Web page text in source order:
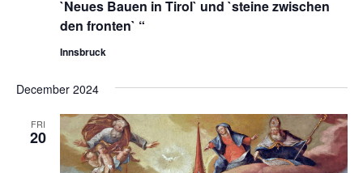
`Neues Bauen in Tirol` und `steine zwischen
den fronten` “
Innsbruck
December 2024
FRI
20